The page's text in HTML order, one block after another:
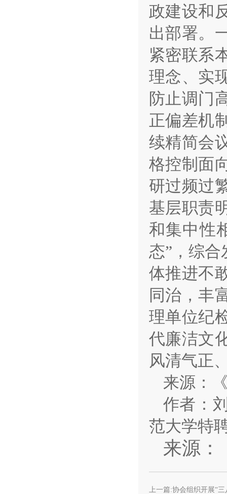
政建设和
出部署。
紧密联系
理念、实
防止调门
正偏差机
续精简会
格控制面
研过频过
基层职责
和集中性
态”，综
体推进不
同治，丰
理单位纪
代廉洁文
风清气正
来源：
作者：
范大学特
来源：
上一篇:协会组织开展“